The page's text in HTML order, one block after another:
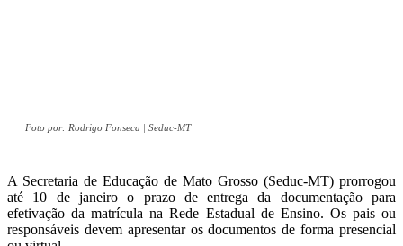
Foto por: Rodrigo Fonseca | Seduc-MT
A Secretaria de Educação de Mato Grosso (Seduc-MT) prorrogou
até 10 de janeiro o prazo de entrega da documentação para
efetivação da matrícula na Rede Estadual de Ensino. Os pais ou
responsáveis devem apresentar os documentos de forma presencial